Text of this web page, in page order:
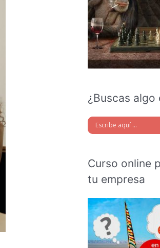
¿Buscas
Curso online
tu empresa